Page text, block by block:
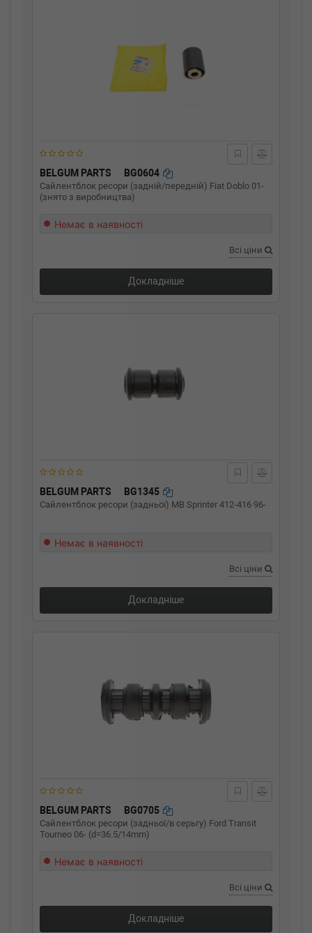
BELGUM PARTS BG0604
Сайлентблок ресори (задній/передній) Fiat Doblo 01-
(знято з виробництва)
Немає в наявності
Всі ціни
Докладніше
BELGUM PARTS BG1345
Сайлентблок ресори (задньої) MB Sprinter 412-416 96-
Немає в наявності
Всі ціни
Докладніше
BELGUM PARTS BG0705
Сайлентблок ресори (задньої/в серьгу) Ford Transit
Tourneo 06- (d=36.5/14mm)
Немає в наявності
Всі ціни
Докладніше